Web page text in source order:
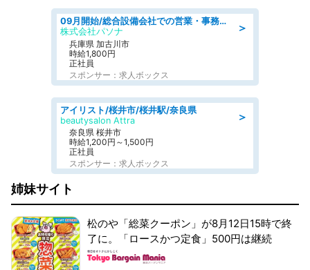
＞
09月開始/総合設備会社での営業・事務のお仕事/車通勤可/賞与あり/営業/営業事務
株式会社パソナ
兵庫県 加古川市
時給1,800円
正社員
スポンサー：求人ボックス
＞
アイリスト/桜井市/桜井駅/奈良県
beautysalon Attra
奈良県 桜井市
時給1,200円～1,500円
正社員
スポンサー：求人ボックス
姉妹サイト
松のや「総菜クーポン」が8月12日15時で終
了に。「ロースかつ定食」500円は継続